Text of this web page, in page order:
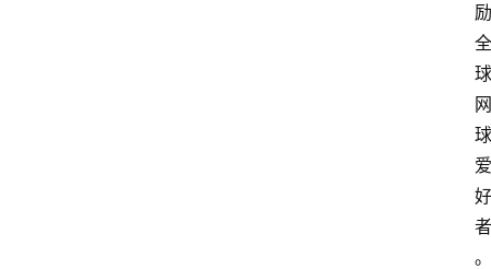
励
全
球
网
球
爱
好
者
。